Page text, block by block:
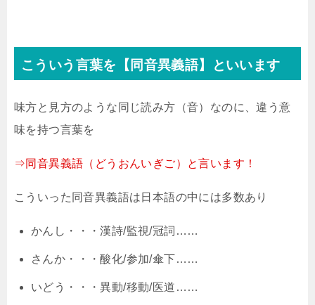
こういう言葉を【同音異義語】といいます
味方と見方のような同じ読み方（音）なのに、違う意
味を持つ言葉を
⇒同音異義語（どうおんいぎご）と言います！
こういった同音異義語は日本語の中には多数あり
かんし・・・漢詩/監視/冠詞……
さんか・・・酸化/参加/傘下……
いどう・・・異動/移動/医道……